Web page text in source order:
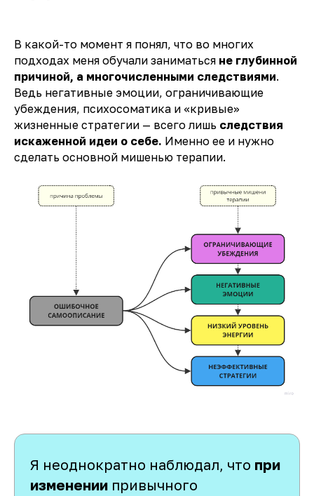
В какой-то момент я понял, что во многих
подходах меня обучали заниматься не глубинной
причиной, а многочисленными следствиями.
Ведь негативные эмоции, ограничивающие
убеждения, психосоматика и «кривые»
жизненные стратегии — всего лишь следствия
искаженной идеи о себе. Именно ее и нужно
сделать основной мишенью терапии.
Я неоднократно наблюдал, что при
изменении привычного